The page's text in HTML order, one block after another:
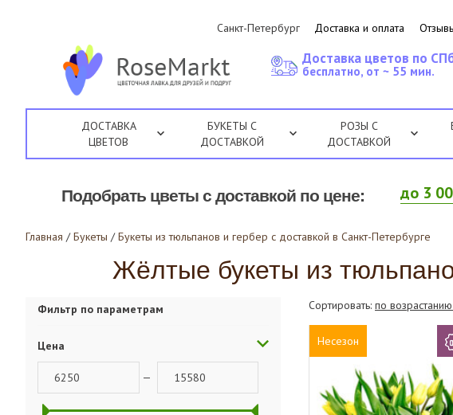
Санкт-Петербург Доставка и оплата
Доставка цветов по
бесплатно, от ~ 55 мин.
ДОСТАВКА
ЦВЕТОВ
БУКЕТЫ С
ДОСТАВКОЙ
РОЗЫ С
ДОСТАВКОЙ
Подобрать цветы с доставкой по цене: до 3
Главная / Букеты / Букеты из тюльпанов и гербер с доставкой в Санкт-Петербурге
Жёлтые букеты из
Фильтр по параметрам
Цена
—
Сортировать: по
Несезон